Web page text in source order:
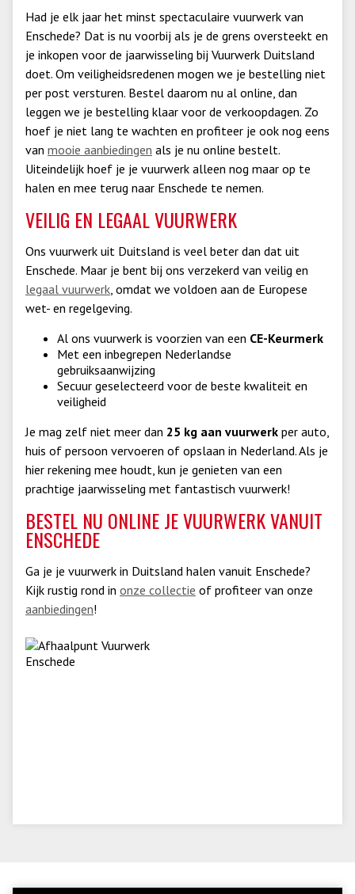
Had je elk jaar het minst spectaculaire vuurwerk van
Enschede? Dat is nu voorbij als je de grens oversteekt en
je inkopen voor de jaarwisseling bij Vuurwerk Duitsland
doet. Om veiligheidsredenen mogen we je bestelling niet
per post versturen. Bestel daarom nu al online, dan
leggen we je bestelling klaar voor de verkoopdagen. Zo
hoef je niet lang te wachten en profiteer je ook nog eens
van mooie aanbiedingen als je nu online bestelt.
Uiteindelijk hoef je je vuurwerk alleen nog maar op te
halen en mee terug naar Enschede te nemen.
VEILIG EN LEGAAL VUURWERK
Ons vuurwerk uit Duitsland is veel beter dan dat uit
Enschede. Maar je bent bij ons verzekerd van veilig en
legaal vuurwerk, omdat we voldoen aan de Europese
wet- en regelgeving.
Al ons vuurwerk is voorzien van een CE-Keurmerk
Met een inbegrepen Nederlandse
gebruiksaanwijzing
Secuur geselecteerd voor de beste kwaliteit en
veiligheid
Je mag zelf niet meer dan 25 kg aan vuurwerk per auto,
huis of persoon vervoeren of opslaan in Nederland. Als je
hier rekening mee houdt, kun je genieten van een
prachtige jaarwisseling met fantastisch vuurwerk!
BESTEL NU ONLINE JE VUURWERK VANUIT
ENSCHEDE
Ga je je vuurwerk in Duitsland halen vanuit Enschede?
Kijk rustig rond in onze collectie of profiteer van onze
aanbiedingen!